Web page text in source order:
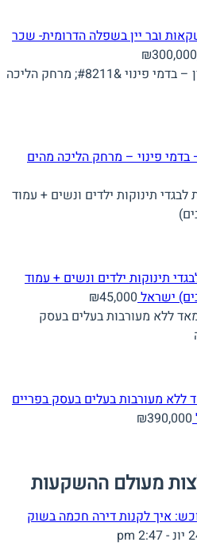
ובר יין בשפלה הדרומית- שכר
₪300,000
בדמי פינוי – מרחק הליכה מהים
תינוקות ילדים ונשים + עמוד
ישראל ₪45,000
ללא מעורבות בעלים בעסק בפריים
₪390,000
מעולם ההשקעות
איך לקנות דירה חכמה בשוק